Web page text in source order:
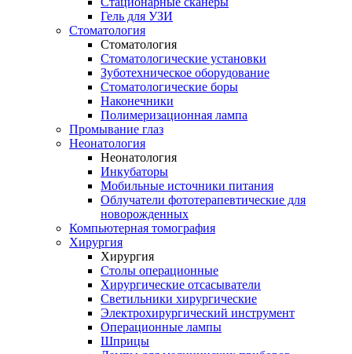
Гель для УЗИ
Стоматология
Стоматология
Стоматологические установки
Зуботехническое оборудование
Стоматологические боры
Наконечники
Полимеризационная лампа
Промывание глаз
Неонатология
Неонатология
Инкубаторы
Мобильные источники питания
Облучатели фототерапевтические для
новорожденных
Компьютерная томография
Хирургия
Хирургия
Столы операционные
Хирургические отсасыватели
Светильники хирургические
Электрохирургический инструмент
Операционные лампы
Шприцы